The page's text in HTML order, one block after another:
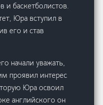
и баскетболистов.
Юра вступил в
его и став
начали уважать,
проявил интерес
Юра освоил
английского он